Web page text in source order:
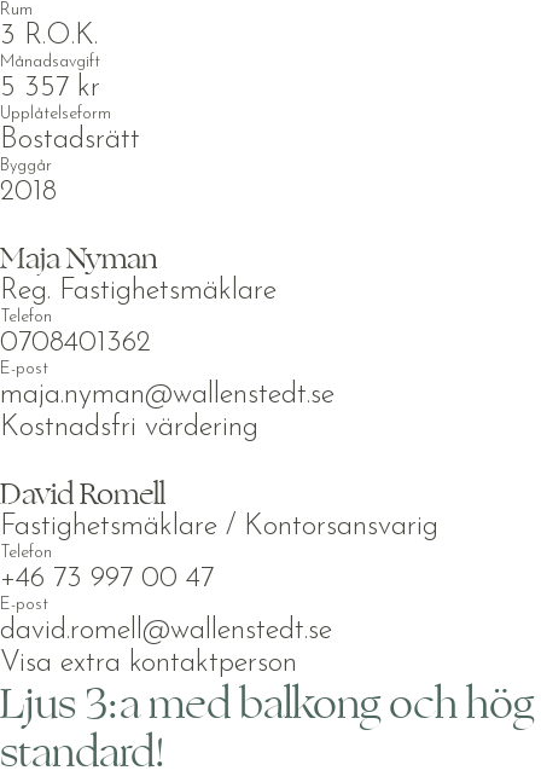
Rum
3 R.O.K.
Månadsavgift
5 357 kr
Upplåtelseform
Bostadsrätt
Byggår
2018
Maja Nyman
Reg. Fastighetsmäklare
Telefon
0708401362
E-post
maja.nyman@wallenstedt.se
Kostnadsfri värdering
David Romell
Fastighetsmäklare / Kontorsansvarig
Telefon
+46 73 997 00 47
E-post
david.romell@wallenstedt.se
Visa extra kontaktperson
Ljus 3:a med balkong och hög
standard!